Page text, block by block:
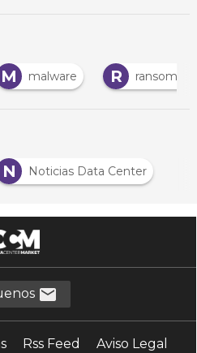
S Seguridad
N Noticias Data Center
Rss Feed
Aviso Legal